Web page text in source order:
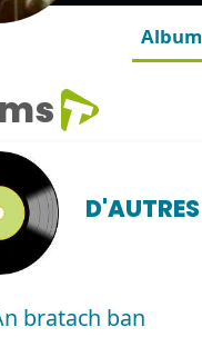
bratach ban